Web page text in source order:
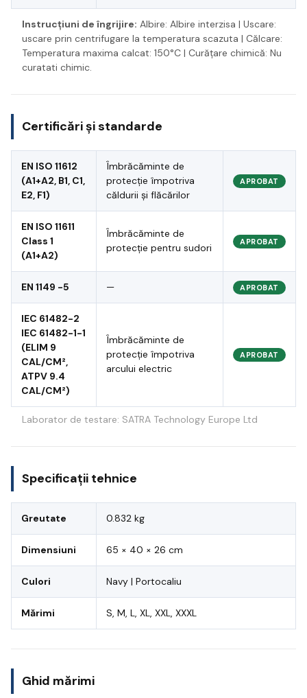
Instrucțiuni de îngrijire: Albire: Albire interzisa | Uscare:
uscare prin centrifugare la temperatura scazuta | Călcare:
Temperatura maxima calcat: 150°C | Curățare chimică: Nu
curatati chimic.
Certificări și standarde
EN ISO 11612
(A1+A2, B1, C1,
E2, F1)
Îmbrăcăminte de
protecție împotriva
căldurii și flăcărilor
APROBAT
EN ISO 11611
Class 1
(A1+A2)
Îmbrăcăminte de
protecție pentru sudori
APROBAT
EN 1149 -5 — APROBAT
IEC 61482-2
IEC 61482-1-1
(ELIM 9
CAL/CM²,
ATPV 9.4
CAL/CM²)
Îmbrăcăminte de
protecție împotriva
arcului electric
APROBAT
Laborator de testare: SATRA Technology Europe Ltd
Specificații tehnice
Greutate 0.832 kg
Dimensiuni 65 × 40 × 26 cm
Culori Navy | Portocaliu
Mărimi S, M, L, XL, XXL, XXXL
Ghid mărimi